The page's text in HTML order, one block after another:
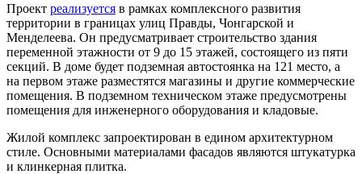
Проект реализуется в рамках комплексного развития
территории в границах улиц Правды, Чонгарской и
Менделеева. Он предусматривает строительство здания
переменной этажности от 9 до 15 этажей, состоящего из пяти
секций. В доме будет подземная автостоянка на 121 место, а
на первом этаже разместятся магазины и другие коммерческие
помещения. В подземном техническом этаже предусмотрены
помещения для инженерного оборудования и кладовые.
Жилой комплекс запроектирован в едином архитектурном
стиле. Основными материалами фасадов являются штукатурка
и клинкерная плитка.